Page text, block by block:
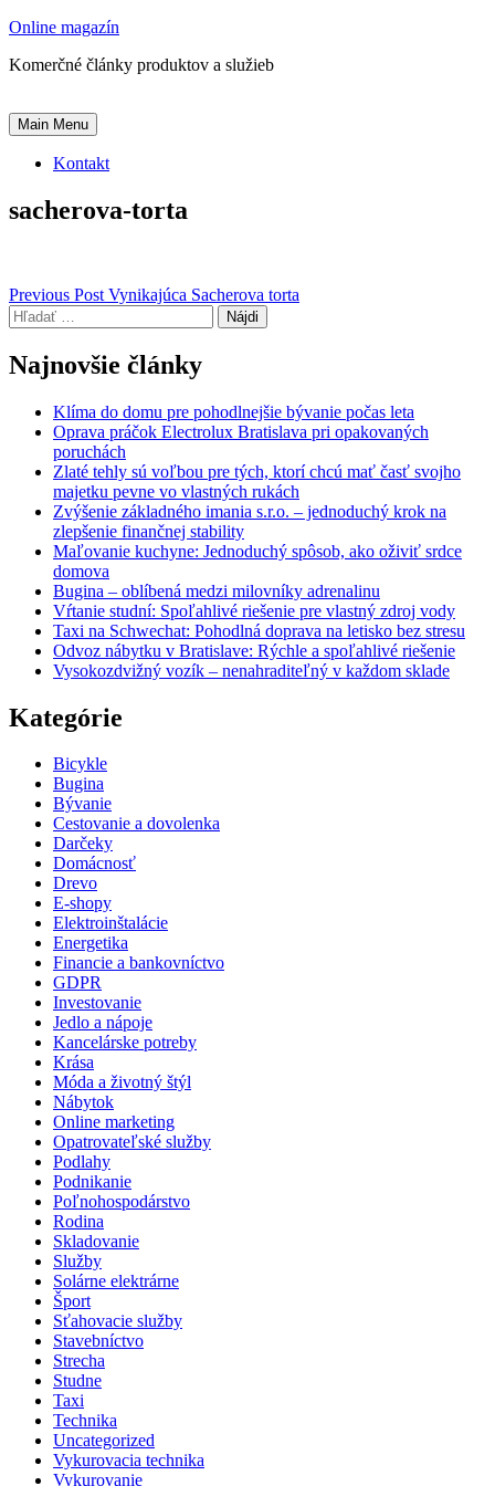
Skip
content
Online magazín
Komerčné články produktov a služieb
Main Menu
Kontakt
sacherova-torta
Navigácia
v
článku
Previous Post Vynikajúca Sacherova torta
Hľadať:
Najnovšie články
Klíma do domu pre pohodlnejšie bývanie počas leta
Oprava práčok Electrolux Bratislava pri opakovaných
poruchách
Zlaté tehly sú voľbou pre tých, ktorí chcú mať časť svojho
majetku pevne vo vlastných rukách
Zvýšenie základného imania s.r.o. – jednoduchý krok na
zlepšenie finančnej stability
Maľovanie kuchyne: Jednoduchý spôsob, ako oživiť srdce
domova
Bugina – oblíbená medzi milovníky adrenalinu
Vŕtanie studní: Spoľahlivé riešenie pre vlastný zdroj vody
Taxi na Schwechat: Pohodlná doprava na letisko bez stresu
Odvoz nábytku v Bratislave: Rýchle a spoľahlivé riešenie
Vysokozdvižný vozík – nenahraditeľný v každom sklade
Kategórie
Bicykle
Bugina
Bývanie
Cestovanie a dovolenka
Darčeky
Domácnosť
Drevo
E-shopy
Elektroinštalácie
Energetika
Financie a bankovníctvo
GDPR
Investovanie
Jedlo a nápoje
Kancelárske potreby
Krása
Móda a životný štýl
Nábytok
Online marketing
Opatrovateľské služby
Podlahy
Podnikanie
Poľnohospodárstvo
Rodina
Skladovanie
Služby
Solárne elektrárne
Šport
Sťahovacie služby
Stavebníctvo
Strecha
Studne
Taxi
Technika
Uncategorized
Vykurovacia technika
Vykurovanie